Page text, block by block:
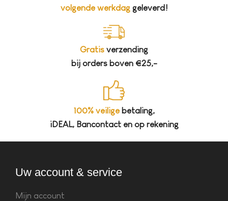
volgende werkdaggeleverd!
Gratis verzending
bij orders boven €25,-
100% veiligebetaling,
iDEAL, Bancontact en op rekening
Uw account & service
Mijn account